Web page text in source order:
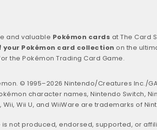
and valuable Pokémon cards at The Card
your Pokémon card collection on the
the Pokémon Trading Card Game.
© 1995–2026 Nintendo/Creatures Inc./
character names, Nintendo Switch,
Wii, Wii U, and WiiWare are trademarks of
is not produced, endorsed, supported, or